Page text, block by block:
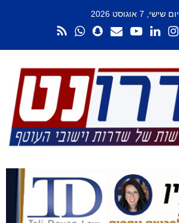
יום שישי, 7 אוגוסט 2026